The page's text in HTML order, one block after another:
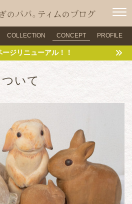
COLLECTION CONCEPT PROFILE
ジリニューアル！！
いて